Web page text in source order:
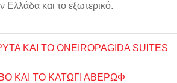
Ελλάδα και το εξωτερικό.
ΚΑΙ ΤΟ ONEIROPAGIDA SUITES
ΚΑΙ ΤΟ ΚΑΤΩΓΙ ΑΒΕΡΩΦ